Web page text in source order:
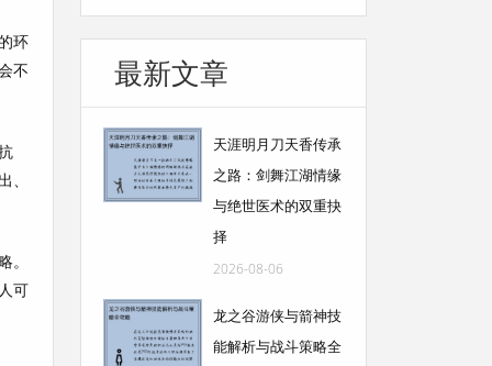
环
不
。
可
最新文章
天涯明月刀天香传承
之路：剑舞江湖情缘
与绝世医术的双重抉
择
2026-08-06
龙之谷游侠与箭神技
能解析与战斗策略全